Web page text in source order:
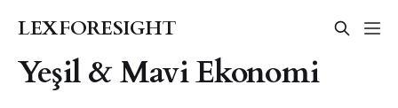
LEXFORESIGHT
Yeşil & Mavi Ekonomi